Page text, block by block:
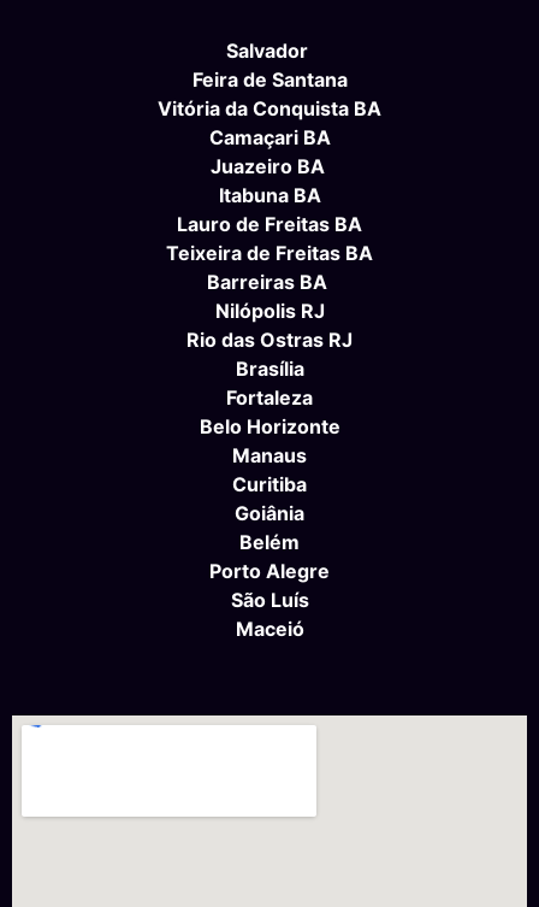
Salvador
Feira de Santana
Vitória da Conquista BA
Camaçari BA
Juazeiro BA
Itabuna BA
Lauro de Freitas BA
Teixeira de Freitas BA
Barreiras BA
Nilópolis RJ
Rio das Ostras RJ
Brasília
Fortaleza
Belo Horizonte
Manaus
Curitiba
Goiânia
Belém
Porto Alegre
São Luís
Maceió